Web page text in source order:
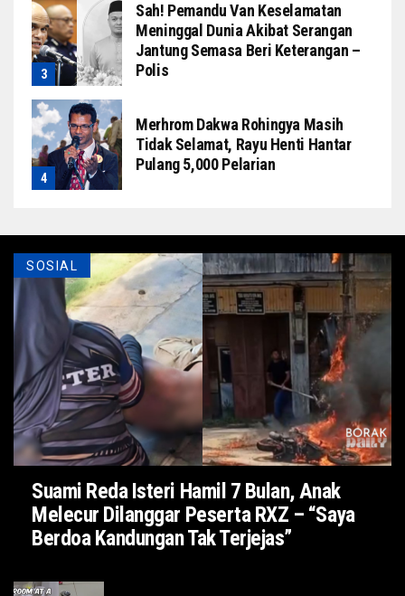
Sah! Pemandu Van Keselamatan
Meninggal Dunia Akibat Serangan
Jantung Semasa Beri Keterangan –
Polis
Merhrom Dakwa Rohingya Masih
Tidak Selamat, Rayu Henti Hantar
Pulang 5,000 Pelarian
SOSIAL
Suami Reda Isteri Hamil 7 Bulan, Anak
Melecur Dilanggar Peserta RXZ – “Saya
Berdoa Kandungan Tak Terjejas”